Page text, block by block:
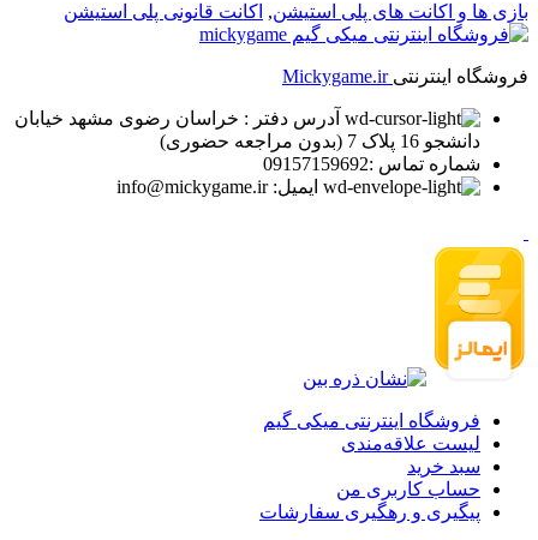
بازی ها و اکانت های پلی استیشن, اکانت قانونی پلی استیشن
فروشگاه اینترنتی Mickygame.ir
آدرس دفتر : خراسان رضوی مشهد خیابان
دانشجو 16 پلاک 7 (بدون مراجعه حضوری)
شماره تماس :09157159692
ایمیل: info@mickygame.ir
فروشگاه اینترنتی میکی گیم
لیست علاقه‌مندی
سبد خرید
حساب کاربری من
پیگیری و رهگیری سفارشات